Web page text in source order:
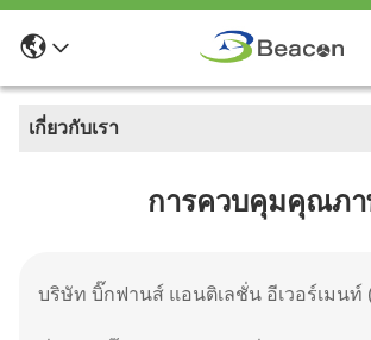
เกี่ยวกับเรา
การควบคุมคุณภ
บริษัท บิ๊กฟานส์ แอนติเลชั่น อีเวอร์เมนท์